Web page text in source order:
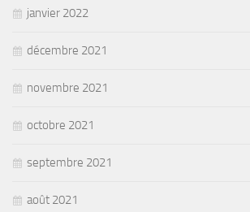
janvier 2022
décembre 2021
novembre 2021
octobre 2021
septembre 2021
août 2021